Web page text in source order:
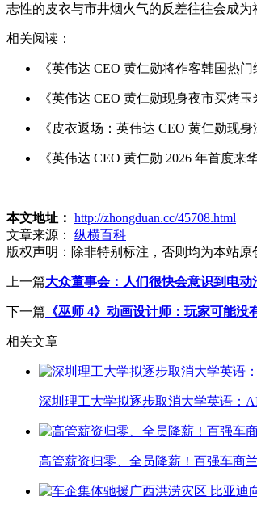
志性的皮衣与市井烟火气的反差往往会成
相关阅读：
《英伟达 CEO 黄仁勋将作客韩国热
《英伟达 CEO 黄仁勋现身夜市买烤玉
《皮衣返场：英伟达 CEO 黄仁勋现
《英伟达 CEO 黄仁勋 2026 年首度来
本文地址： http://zhongduan.cc/45708.html
文章来源：
纵横百科
版权声明： 除非特别标注，否则均为本站原
上一篇大众董事会：人们很快会意识到电
下一篇 《巫师 4》动画设计师：玩家可能
相关文章
深圳理工大学拟逐步取消大学英语：
高管薪资归零、全员降薪！百强车商